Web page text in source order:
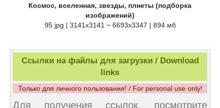
Космос, вселенная, звезды, плнеты (подборка
изображений)
95 jpg | 3141x3141 ~ 6693x3347 | 894 мб
Ссылки на файлы для загрузки / Download
links
Только для личного пользования! / For personal use only!
Для получения ссылок, посмотрите